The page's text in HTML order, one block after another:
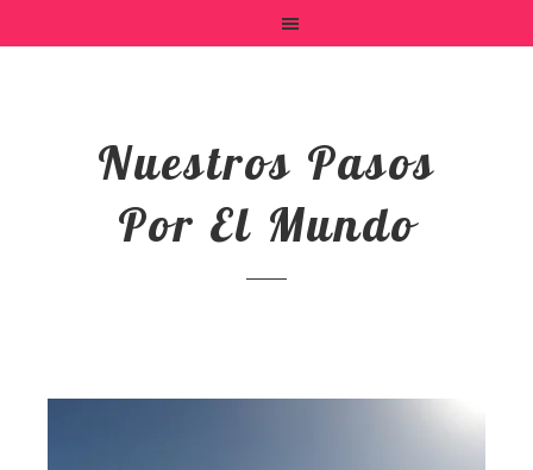
Nuestros Pasos
Por El Mundo